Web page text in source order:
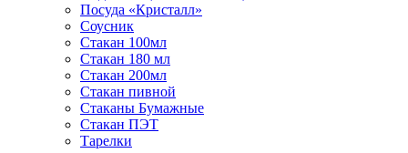
Посуда «Кристалл»
Соусник
Стакан 100мл
Стакан 180 мл
Стакан 200мл
Стакан пивной
Стаканы Бумажные
Стакан ПЭТ
Тарелки